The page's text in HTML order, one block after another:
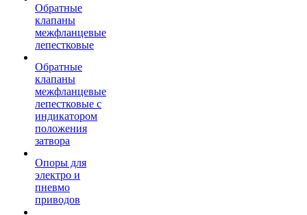
Обратные
клапаны
межфланцевые
лепестковые
Обратные
клапаны
межфланцевые
лепестковые с
индикатором
положения
затвора
Опоры для
электро и
пневмо
приводов